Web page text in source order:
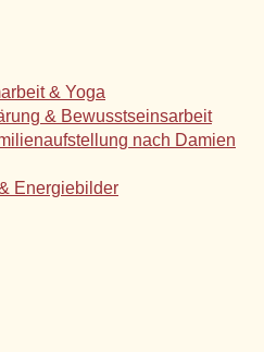
& Yoga
& Bewusstseinsarbeit
nach Damien
Energiebilder